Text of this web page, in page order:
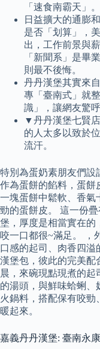
「速食南霸天」。
日益擴大的通膨
是否「划算」，
出，工作前景與
「新聞系」是畢
則最不後悔。
丹丹漢堡其實來
專「臺南式」就
識」，讓網友驚
▼丹丹漢堡七賢
的人太多以致於
流汗。
特別為蛋奶素朋友們設
作為蛋餅的餡料，蛋餅
一塊蛋餅中鬆軟、香氣
勁的蛋餅皮。 這一份
堡，厚度是相當實在的
咬一口都很~滿足。 ，
口感的起司、肉香四溢
漢堡包，彼此的完美配
晨，來碗現點現煮的
的湯頭，與鮮味蛤蜊、
火鍋料，搭配保有咬勁
暖起來。
嘉義丹丹漢堡: 臺南永